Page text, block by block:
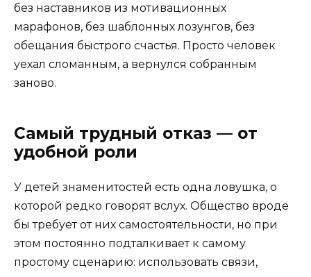
без наставников из мотивационных
марафонов, без шаблонных лозунгов, без
обещания быстрого счастья. Просто человек
уехал сломанным, а вернулся собранным
заново.
Самый трудный отказ — от
удобной роли
У детей знаменитостей есть одна ловушка, о
которой редко говорят вслух. Общество вроде
бы требует от них самостоятельности, но при
этом постоянно подталкивает к самому
простому сценарию: использовать связи,